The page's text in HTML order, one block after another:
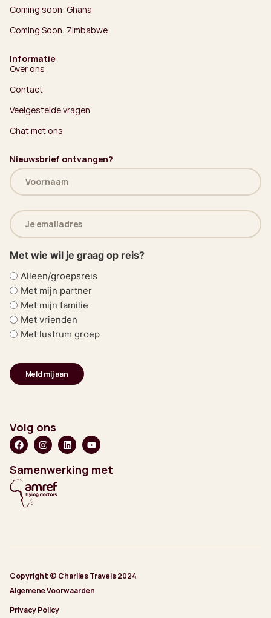
Coming soon: Ghana
Coming Soon: Zimbabwe
Informatie
Over ons
Contact
Veelgestelde vragen
Chat met ons
Nieuwsbrief ontvangen?
Naam
(Vereist)
E-
mailadres
(Vereist)
Met wie wil je graag op reis?
Alleen/groepsreis
Met mijn partner
Met mijn familie
Met vrienden
Met lustrum groep
Volg ons
Samenwerking met
Copyright © Charlies Travels 2024
Algemene Voorwaarden
Privacy Policy